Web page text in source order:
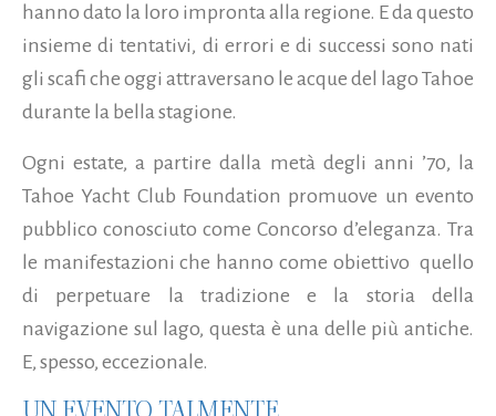
hanno dato la loro impronta alla regione. E da questo
insieme di tentativi, di errori e di successi sono nati
gli scafi che oggi attraversano le acque del lago Tahoe
durante la bella stagione.
Ogni estate, a partire dalla metà degli anni ’70, la
Tahoe Yacht Club Foundation promuove un evento
pubblico conosciuto come Concorso d’eleganza. Tra
le manifestazioni che hanno come obiettivo quello
di perpetuare la tradizione e la storia della
navigazione sul lago, questa è una delle più antiche.
E, spesso, eccezionale.